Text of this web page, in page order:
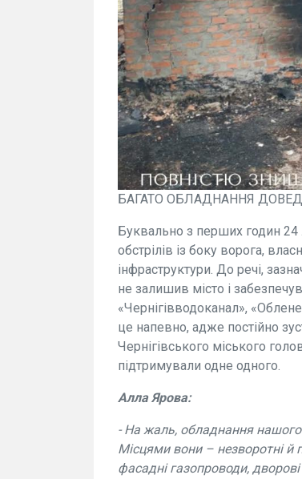
БАГАТО ОБЛАДНАННЯ
Буквально з перших годин
обстрілів із боку ворога,
інфраструктури. До речі,
не залишив місто і
«Чернігівводоканал»,
це напевно, адже постійно
Чернігівського міського
підтримували одне одного.
Алла Ярова:
- На жаль, обладнання
Місцями вони – незворотні й
фасадні газопроводи,